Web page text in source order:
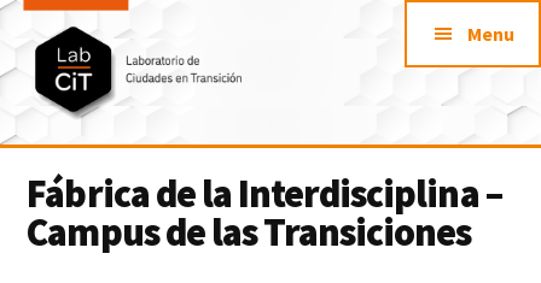
Saltar
contenido
principal
Skip
footer
Additional
menu
LabCit
Ciudades
Menu
Fábrica de la Interdisciplina –
Campus de las Transiciones